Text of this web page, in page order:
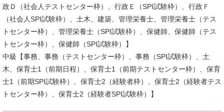
政Ｄ（社会人テストセンター枠）、行政Ｅ（SPI試験枠）、行政Ｆ
（社会人SPI試験枠）、土木、建築、管理栄養士、管理栄養士（テス
トセンター枠）、管理栄養士（SPI試験枠）、保健師、保健師（テス
トセンター枠）、保健師（SPI試験枠）】
中級【事務、事務（テストセンター枠）、事務（SPI試験枠）、土
木、保育士1（前期日程）、保育士1（前期テストセンター枠）、保育
士1（前期SPI試験枠）、保育士2（経験者枠）、保育士2（経験者テス
トセンター枠）、保育士2（経験者SPI試験枠）】